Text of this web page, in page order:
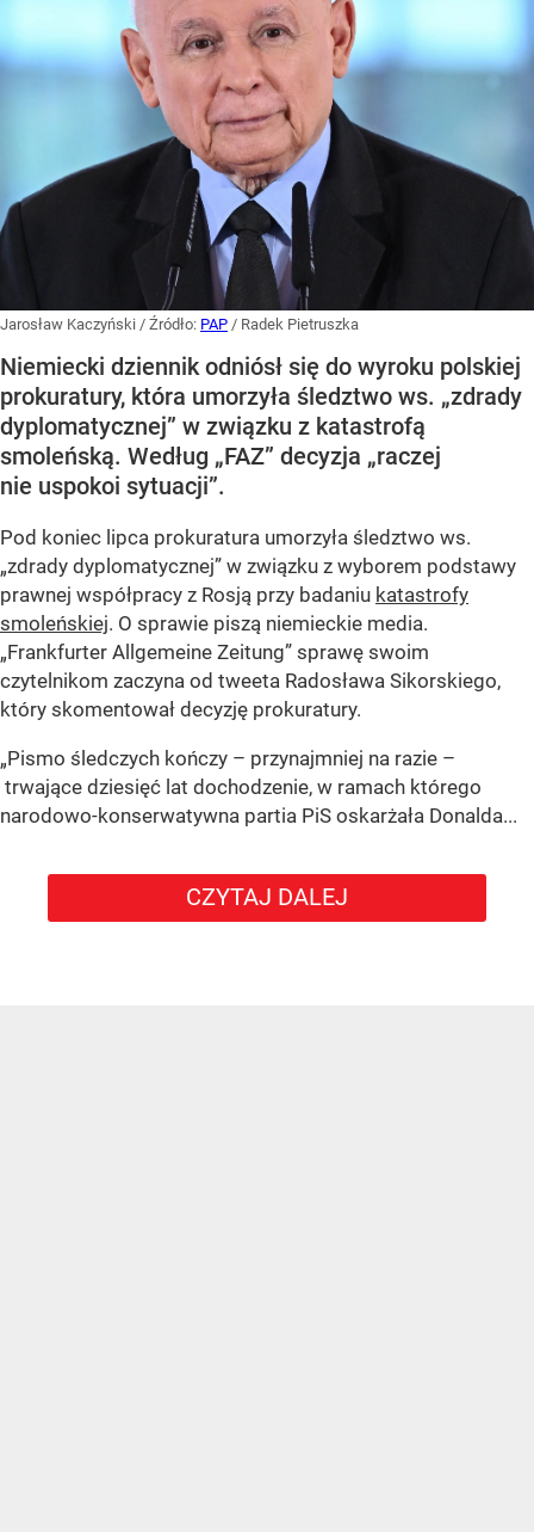
Jarosław Kaczyński / Źródło: PAP / Radek Pietruszka
Niemiecki dziennik odniósł się do wyroku polskiej
prokuratury, która umorzyła śledztwo ws. „zdrady
dyplomatycznej” w związku z katastrofą
smoleńską. Według „FAZ” decyzja „raczej
nie uspokoi sytuacji”.
Pod koniec lipca prokuratura umorzyła śledztwo ws.
„zdrady dyplomatycznej” w związku z wyborem podstawy
prawnej współpracy z Rosją przy badaniu katastrofy
smoleńskiej. O sprawie piszą niemieckie media.
„Frankfurter Allgemeine Zeitung” sprawę swoim
czytelnikom zaczyna od tweeta Radosława Sikorskiego,
który skomentował decyzję prokuratury.
„Pismo śledczych kończy – przynajmniej na razie –
trwające dziesięć lat dochodzenie, w ramach którego
narodowo-konserwatywna partia PiS oskarżała Donalda...
CZYTAJ DALEJ